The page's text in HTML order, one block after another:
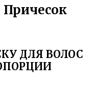
ДЛЯ ВОЛОС